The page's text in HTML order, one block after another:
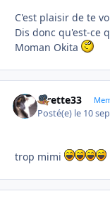
C'est plaisir de te
Dis donc qu'est-ce
Moman Okita
lorette33
Posté(e) le 10
trop mimi